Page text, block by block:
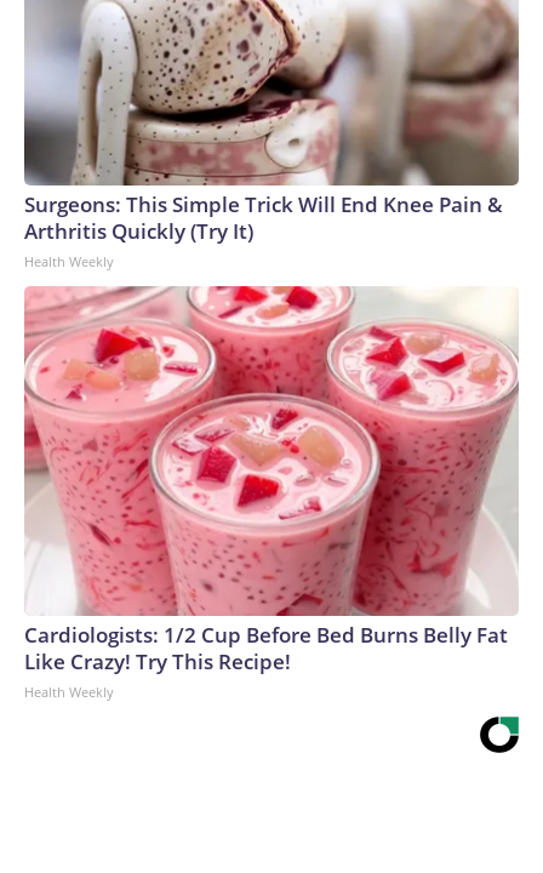
Surgeons: This Simple Trick Will End Knee Pain &
Arthritis Quickly (Try It)
Health Weekly
Cardiologists: 1/2 Cup Before Bed Burns Belly Fat
Like Crazy! Try This Recipe!
Health Weekly